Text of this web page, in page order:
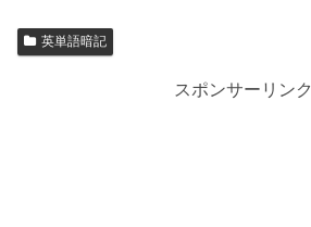
英単語暗記
スポンサーリンク